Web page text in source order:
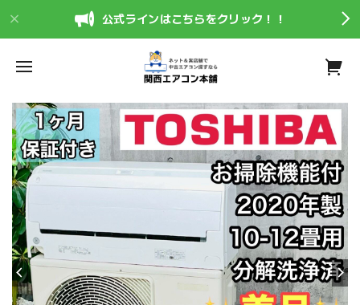
公式ラインはこちらをクリック！！